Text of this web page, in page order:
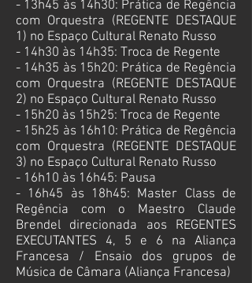
- 13h45 às 14h30: Prática de Regência
com Orquestra (REGENTE DESTAQUE
1) no Espaço Cultural Renato Russo
- 14h30 às 14h35: Troca de Regente
- 14h35 às 15h20: Prática de Regência
com Orquestra (REGENTE DESTAQUE
2) no Espaço Cultural Renato Russo
- 15h20 às 15h25: Troca de Regente
- 15h25 às 16h10: Prática de Regência
com Orquestra (REGENTE DESTAQUE
3) no Espaço Cultural Renato Russo
- 16h10 às 16h45: Pausa
- 16h45 às 18h45: Master Class de
Regência com o Maestro Claude
Brendel direcionada aos REGENTES
EXECUTANTES 4, 5 e 6 na Aliança
Francesa / Ensaio dos grupos de
Música de Câmara (Aliança Francesa)